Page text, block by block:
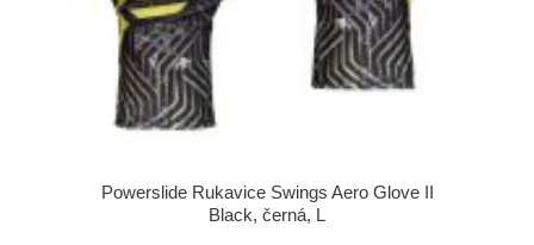
Powerslide Rukavice Swings Aero Glove II
Black, černá, L